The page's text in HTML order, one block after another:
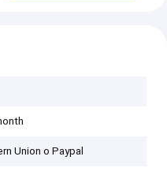
Union o Paypal